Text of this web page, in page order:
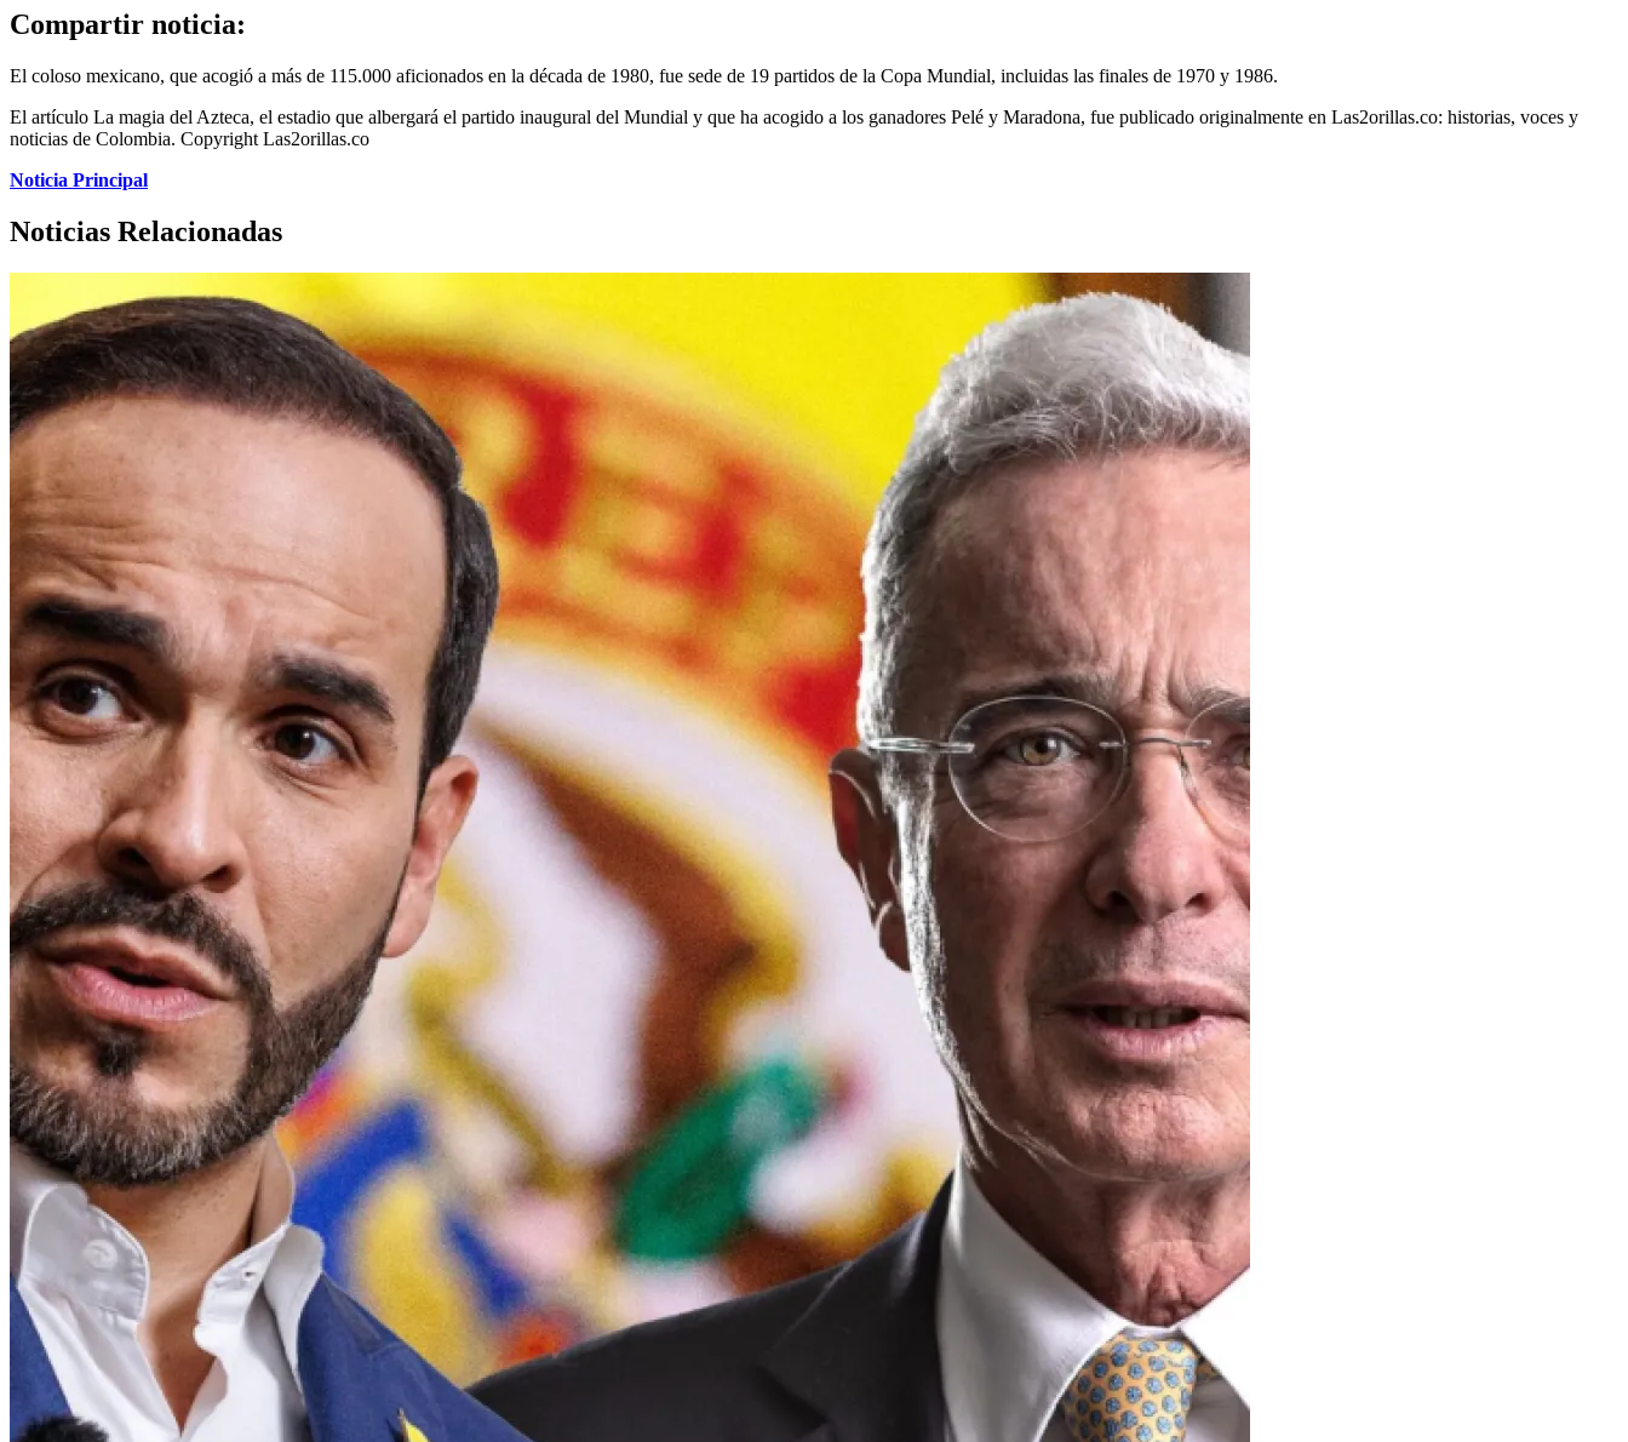
Compartir noticia:
El coloso mexicano, que acogió a más de 115.000 aficionados en la década de 1980, fue sede de 19 partidos de la Copa Mundial, incluidas las finales de 1970 y 1986.
El artículo La magia del Azteca, el estadio que albergará el partido inaugural del Mundial y que ha acogido a los ganadores Pelé y Maradona, fue publicado originalmente en Las2orillas.co: historias, voces y
noticias de Colombia. Copyright Las2orillas.co
Noticia Principal
Noticias Relacionadas